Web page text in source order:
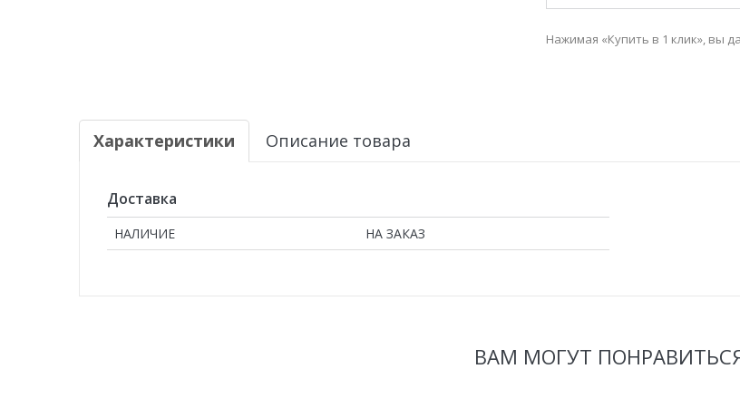
Нажимая «Купить в 1 клик», вы
Характеристики Описание товара
Доставка
НАЛИЧИЕ НА ЗАКАЗ
ВАМ МОГУТ